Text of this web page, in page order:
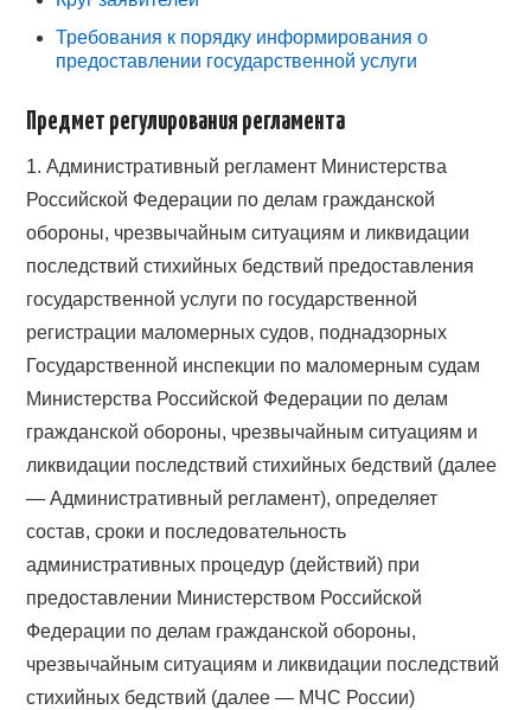
СПРАВОЧНИК
Требования к порядку информирования о
предоставлении государственной услуги
Предмет регулирования регламента
1. Административный регламент Министерства
Российской Федерации по делам гражданской
обороны, чрезвычайным ситуациям и ликвидации
последствий стихийных бедствий предоставления
государственной услуги по государственной
регистрации маломерных судов, поднадзорных
Государственной инспекции по маломерным судам
Министерства Российской Федерации по делам
гражданской обороны, чрезвычайным ситуациям и
ликвидации последствий стихийных бедствий (далее
— Административный регламент), определяет
состав, сроки и последовательность
административных процедур (действий) при
предоставлении Министерством Российской
Федерации по делам гражданской обороны,
чрезвычайным ситуациям и ликвидации последствий
стихийных бедствий (далее — МЧС России)